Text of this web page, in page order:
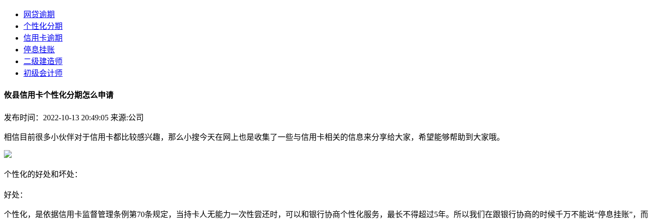
网贷逾期
个性化分期
信用卡逾期
停息挂账
二级建造师
初级会计师
攸县信用卡个性化分期怎么申请
发布时间：2022-10-13 20:49:05 来源:公司
相信目前很多小伙伴对于信用卡都比较感兴趣，那么小搜今天在网上也是收集了一些与信用卡相关的信息来分享给大家，希望能够帮助到大家哦。
个性化的好处和坏处：
好处：
个性化，是依据信用卡监督管理条例第70条规定，当持卡人无能力一次性尝还时，可以和银行协商个性化服务，最长不得超过5年。所以我们在跟银行协商的时候千万不能说“停息挂账”，而